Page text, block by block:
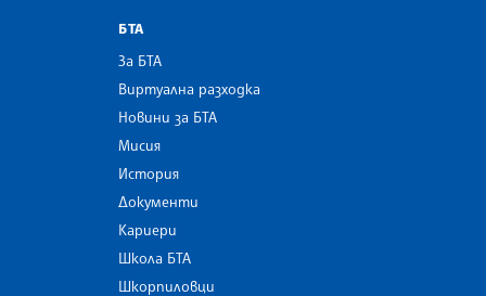
БТА
За БТА
Виртуална разходка
Новини за БТА
Мисия
История
Документи
Кариери
Школа БТА
Шкорпиловци